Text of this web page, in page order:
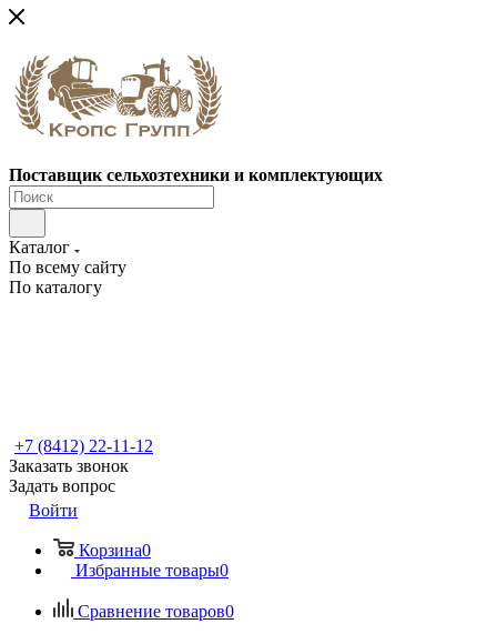
Поставщик сельхозтехники и комплектующих
Каталог
По всему сайту
По каталогу
+7 (8412) 22-11-12
Заказать звонок
Задать вопрос
Войти
Корзина0
Избранные товары0
Сравнение товаров0